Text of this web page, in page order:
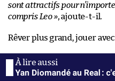
sont attractifs pour
compris Leo », ajoute-t-il.
Rêver plus grand, jouer
Yan Diomandé au Real :